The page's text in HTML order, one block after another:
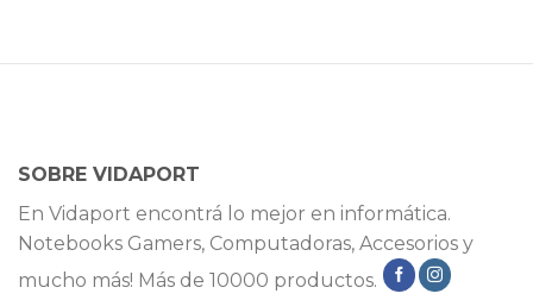
SOBRE VIDAPORT
En Vidaport encontrá lo mejor en informática.
Notebooks Gamers, Computadoras, Accesorios y
mucho más! Más de 10000 productos.